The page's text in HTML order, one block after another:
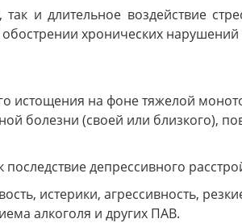
и длительное воздействие
обострении хронических
истощения на фоне тяжелой
болезни (своей или близкого),
депрессивного
истерики, агрессивность,
алкоголя и других ПАВ.